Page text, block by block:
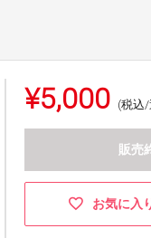
¥5,000 (税込
販売
お気に入